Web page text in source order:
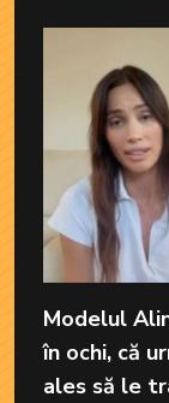
Modelul
în ochi, că
ales să le